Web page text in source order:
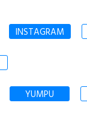
INSTAGRAM
YUMPU